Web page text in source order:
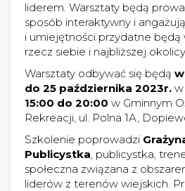
liderem. Warsztaty będą
sposób interaktywny i
i umiejętności przydatne będą
rzecz siebie i najbliższej
Warsztaty odbywać się będą
do 25 października 2023r.
15:00 do 20:00 w Gminnym
Rekreacji, ul. Polna 1A,
Szkolenie poprowadzi
Publicystka, publicystka,
społeczna związana z
liderów z terenów wiejskich.